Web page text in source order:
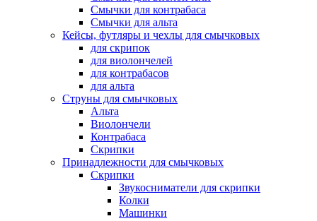
Смычки для контрабаса
Смычки для альта
Кейсы, футляры и чехлы для смычковых
для скрипок
для виолончелей
для контрабасов
для альта
Струны для смычковых
Альта
Виолончели
Контрабаса
Скрипки
Принадлежности для смычковых
Скрипки
Звукосниматели для скрипки
Колки
Машинки